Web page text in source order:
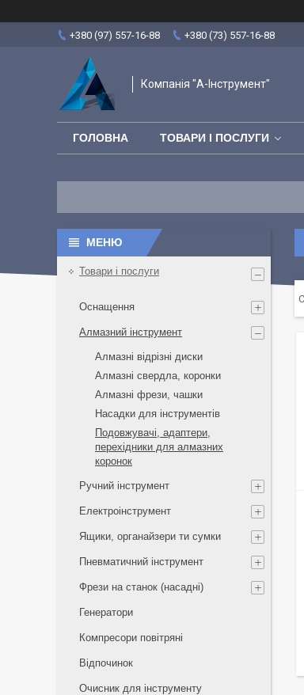
+380 (97) 557-16-88 +380 (73) 557-16-88
Компанія "А-Інструмент"
ГОЛОВНА ТОВАРИ І ПОСЛУГИ
Товари і послуги
Оснащення
Алмазний інструмент
Алмазні відрізні диски
Алмазні свердла, коронки
Алмазні фрези, чашки
Насадки для інструментів
Подовжувачі, адаптери,
перехідники для алмазних
коронок
Ручний інструмент
Електроінструмент
Ящики, органайзери ти сумки
Пневматичний інструмент
Фрези на станок (насадні)
Генератори
Компресори повітряні
Відпочинок
Очисник для інструменту